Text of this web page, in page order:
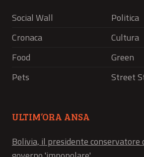
Social Wall
Politica
Cronaca
Cultura
Food
Green
Pets
Street
ULTIM’ORA ANSA
Bolivia, il presidente conservatore